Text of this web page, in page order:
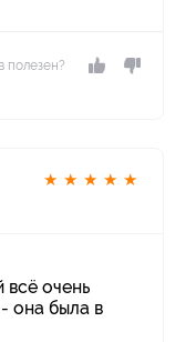
полезен?
★ ★ ★ ★ ★
всё очень
она была в